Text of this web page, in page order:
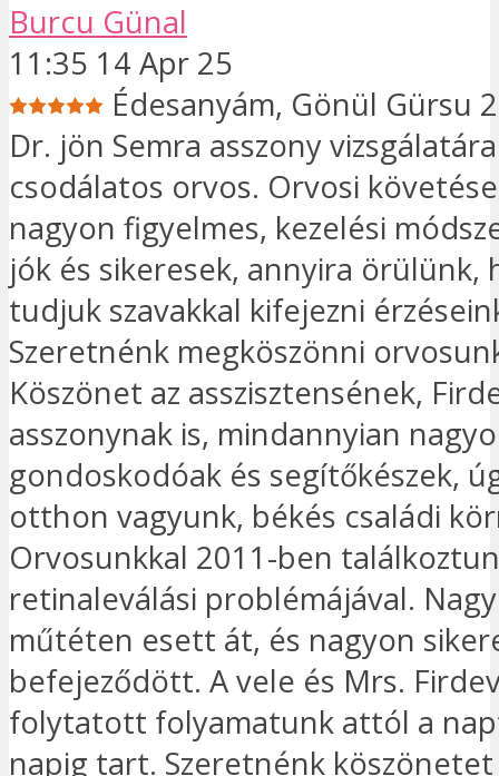
Burcu Günal
11:35 14 Apr 25
Édesanyám, Gönül Gürsu
Dr. jön Semra asszony
csodálatos orvos. Orvosi
nagyon figyelmes, kezelési
jók és sikeresek, annyira örülünk,
tudjuk szavakkal kifejezni
Szeretnénk megköszönni
Köszönet az asszisztensének,
asszonynak is, mindannyian
gondoskodóak és segítőkészek,
otthon vagyunk, békés családi
Orvosunkkal 2011-ben
retinaleválási problémájával.
műtéten esett át, és nagyon
befejeződött. A vele és Mrs.
folytatott folyamatunk attól a
napig tart. Szeretnénk